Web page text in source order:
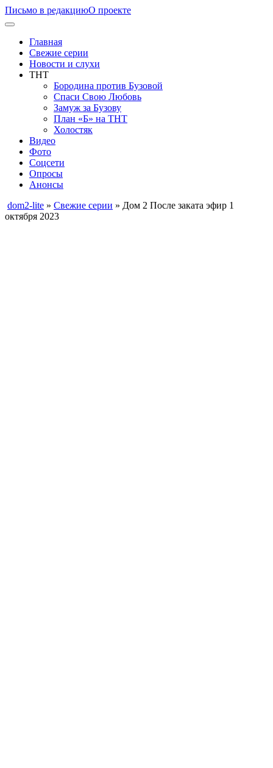
Письмо в редакциюО проекте
Главная
Свежие серии
Новости и слухи
ТНТ
Бородина против Бузовой
Спаси Свою Любовь
Замуж за Бузову
План «Б» на ТНТ
Холостяк
Видео
Фото
Соцсети
Опросы
Анонсы
dom2-lite » Свежие серии » Дом 2 После заката эфир 1
октября 2023